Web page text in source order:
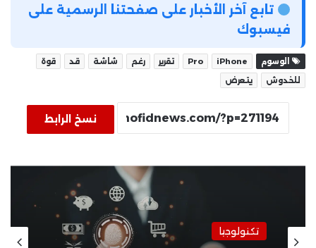
تابع آخر الأخبار على صفحتنا الرسمية على
فيسبوك
الوسوم iPhone
Pro تقرير رغم شاشة قد
قوة
للخدوش
يتعرض
نسخ الرابط
تكنولوجيا